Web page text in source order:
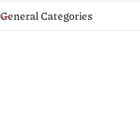
General Categories